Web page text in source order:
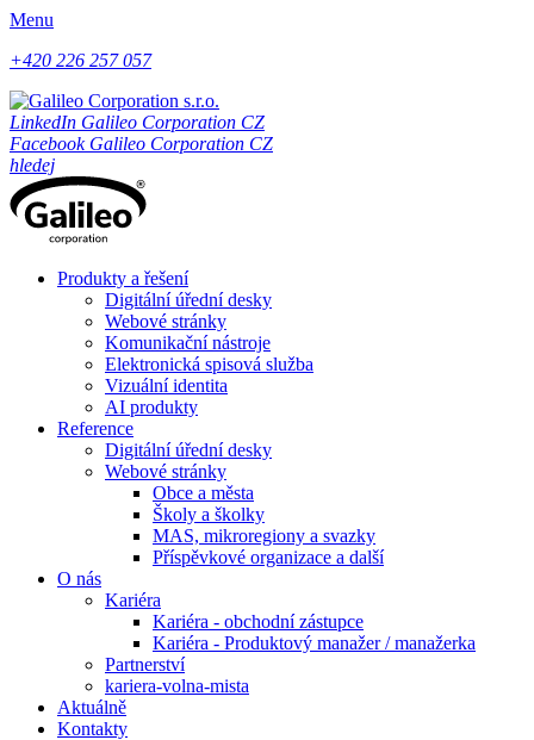
Menu
+420 226 257 057
LinkedIn Galileo Corporation CZ
Facebook Galileo Corporation CZ
hledej
Produkty a řešení
Digitální úřední desky
Webové stránky
Komunikační nástroje
Elektronická spisová služba
Vizuální identita
AI produkty
Reference
Digitální úřední desky
Webové stránky
Obce a města
Školy a školky
MAS, mikroregiony a svazky
Příspěvkové organizace a další
O nás
Kariéra
Kariéra - obchodní zástupce
Kariéra - Produktový manažer / manažerka
Partnerství
kariera-volna-mista
Aktuálně
Kontakty